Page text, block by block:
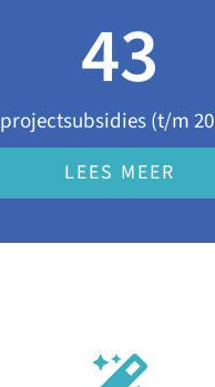
projectsubsidies (t/m
43
LEES MEER